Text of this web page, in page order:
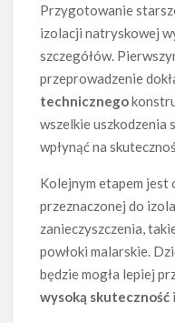
Przygotowanie
izolacji natryskowej
szczegółów.
przeprowadzenie
technicznego
wszelkie uszkodzenia
wpłynąć na
Kolejnym etapem jest
przeznaczonej do
zanieczyszczenia,
powłoki malarskie.
będzie mogła lepiej
wysoką skuteczność